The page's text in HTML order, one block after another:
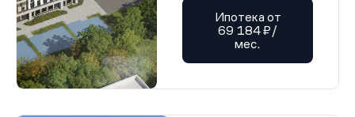
Ипотека от
69 184 ₽/
мес.